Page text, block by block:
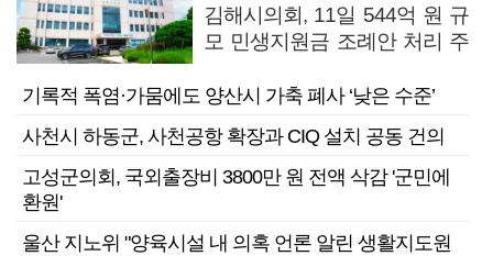
김해시의회, 11일 544억 원 규
모 민생지원금 조례안 처리 주
기록적 폭염·가뭄에도 양산시 가축 폐사 ‘낮은 수준’
사천시 하동군, 사천공항 확장과 CIQ 설치 공동 건의
고성군의회, 국외출장비 3800만 원 전액 삭감 '군민에
환원'
울산 지노위 "양육시설 내 의혹 언론 알린 생활지도원